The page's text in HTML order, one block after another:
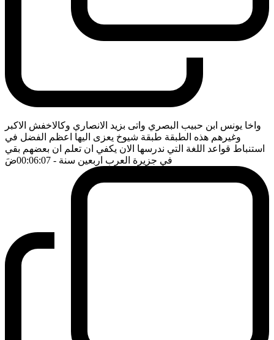
واخا يونس ابن حبيب البصري واتى بزيد الانصاري وكالاخفش الاكبر
وغيرهم هذه الطبقة طبقة شيوخ يعزى اليها اعظم الفضل في
استنباط قواعد اللغة التي ندرسها الان يكفي ان تعلم ان بعضهم بقي
في جزيرة العرب اربعين سنة - 00:06:07 ضَ